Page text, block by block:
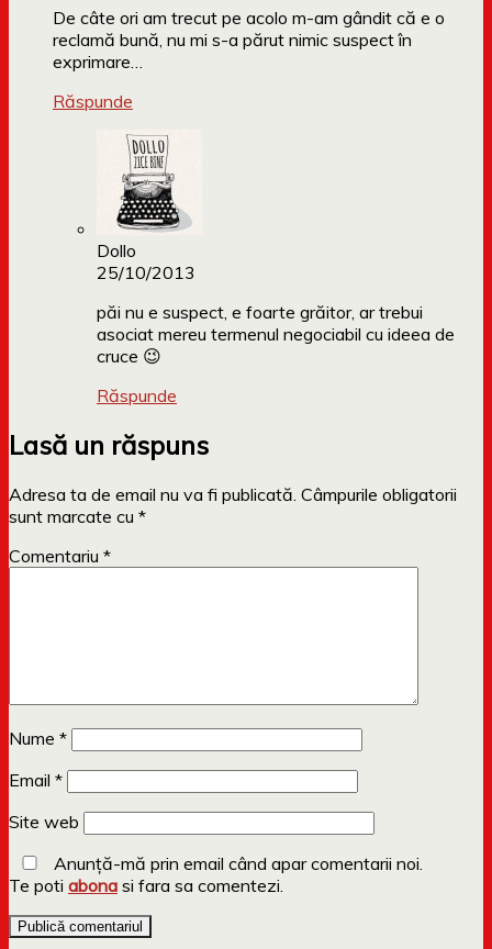
De câte ori am trecut pe acolo m-am gândit că e o
reclamă bună, nu mi s-a părut nimic suspect în
exprimare…
Răspunde
Dollo
25/10/2013
păi nu e suspect, e foarte grăitor, ar trebui
asociat mereu termenul negociabil cu ideea de
cruce 😉
Răspunde
Lasă un răspuns
Adresa ta de email nu va fi publicată. Câmpurile obligatorii
sunt marcate cu *
Comentariu *
Nume *
Email *
Site web
Anunță-mă prin email când apar comentarii noi.
Te poti abona si fara sa comentezi.